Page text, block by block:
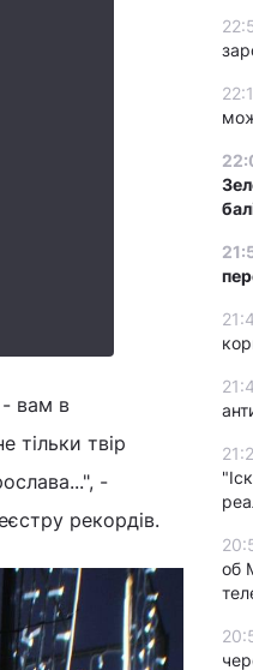
- вам в
тільки твір
-
рекордів.
об